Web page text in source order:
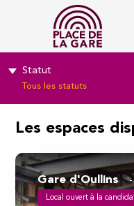
Les espaces
Gare d'Oullins
local ouvert à la
Statut
Tous les statuts